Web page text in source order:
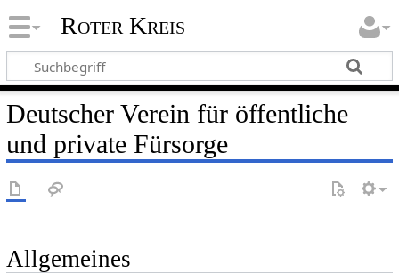
Roter Kreis
Deutscher Verein für öffentliche
und private Fürsorge
Allgemeines